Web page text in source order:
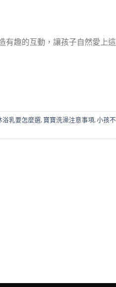
有趣的互動，讓孩子自然愛上這
浴乳要怎麼選, 寶寶洗澡注意事項,小孩不